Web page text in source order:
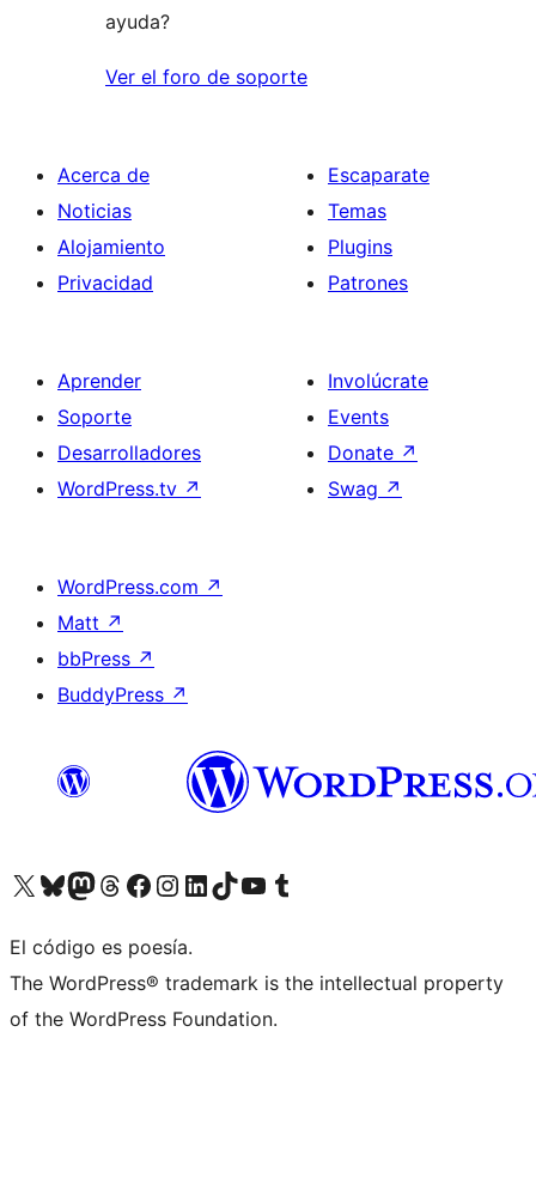
ayuda?
Ver el foro de soporte
Acerca de
Noticias
Alojamiento
Privacidad
Escaparate
Temas
Plugins
Patrones
Aprender
Soporte
Desarrolladores
WordPress.tv ↗
Involúcrate
Events
Donate ↗
Swag ↗
WordPress.com ↗
Matt ↗
bbPress ↗
BuddyPress ↗
Visit our X (formerly Twitter) account
Visit our Bluesky account
Visit our Mastodon account
Visit our Threads account
Visita nuestra página de Facebook
Visita nuestra cuenta de Instagram
Visita nuestra cuenta de LinkedIn
Visit our TikTok account
Visita nuestro canal de YouTube
Visit our Tumblr account
El código es poesía.
The WordPress® trademark is the intellectual property
of the WordPress Foundation.